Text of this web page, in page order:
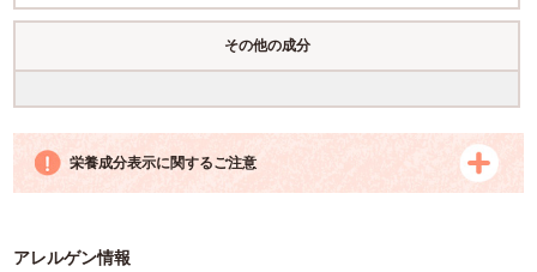
その他の成分
栄養成分表示に関するご注意
アレルゲン情報